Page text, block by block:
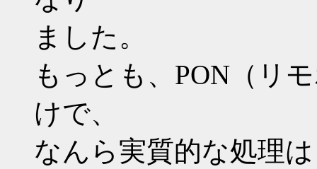
ました。
もっとも、PON（リ
けで、
なんら実質的な処理